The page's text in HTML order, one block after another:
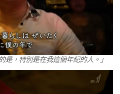
是，特別是在我這個年紀的人。」